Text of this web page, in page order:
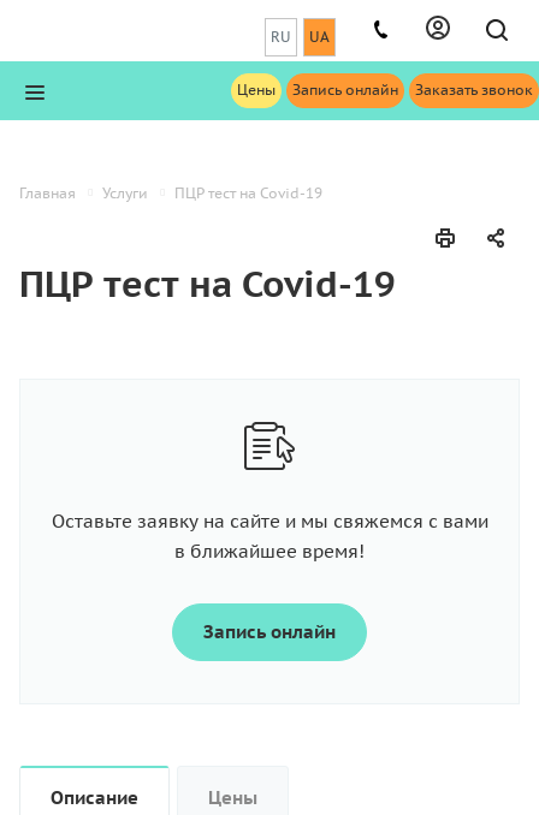
RU UA
Цены Запись онлайн Заказать звонок
Главная Услуги ПЦР теcт на Covid-19
ПЦР теcт на Covid-19
Оставьте заявку на сайте и мы свяжемся с вами
в ближайшее время!
Запись онлайн
Описание Цены